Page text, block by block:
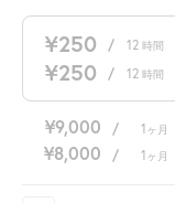
¥250 / 12 時間
¥250 / 12 時間
¥9,000 / 1 ヶ月
¥8,000 / 1 ヶ月